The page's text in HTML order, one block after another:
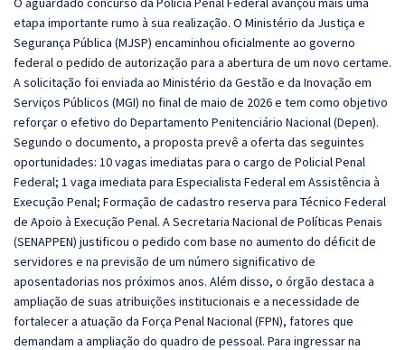
etapa importante rumo à sua realização. O Ministério da Justiça e
Segurança Pública (MJSP) encaminhou oficialmente ao governo
federal o pedido de autorização para a abertura de um novo certame.
A solicitação foi enviada ao Ministério da Gestão e da Inovação em
Serviços Públicos (MGI) no final de maio de 2026 e tem como objetivo
reforçar o efetivo do Departamento Penitenciário Nacional (Depen).
Segundo o documento, a proposta prevê a oferta das seguintes
oportunidades: 10 vagas imediatas para o cargo de Policial Penal
Federal; 1 vaga imediata para Especialista Federal em Assistência à
Execução Penal; Formação de cadastro reserva para Técnico Federal
de Apoio à Execução Penal. A Secretaria Nacional de Políticas Penais
(SENAPPEN) justificou o pedido com base no aumento do déficit de
servidores e na previsão de um número significativo de
aposentadorias nos próximos anos. Além disso, o órgão destaca a
ampliação de suas atribuições institucionais e a necessidade de
fortalecer a atuação da Força Penal Nacional (FPN), fatores que
demandam a ampliação do quadro de pessoal. Para ingressar na